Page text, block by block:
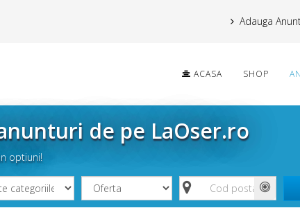
Adauga
ACASA SHOP
de pe LaOser.ro
optiuni!